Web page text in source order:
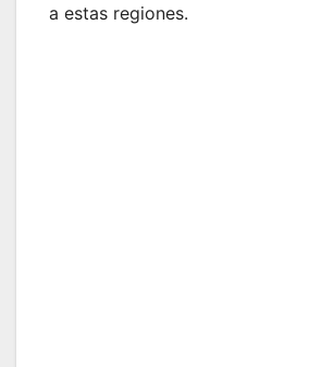
a estas regiones.